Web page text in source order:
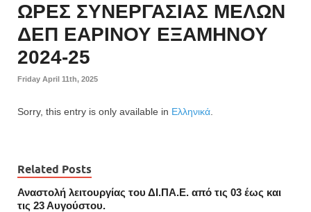
ΩΡΕΣ ΣΥΝΕΡΓΑΣΙΑΣ ΜΕΛΩΝ
ΔΕΠ ΕΑΡΙΝΟΥ ΕΞΑΜΗΝΟΥ
2024-25
Friday April 11th, 2025
Sorry, this entry is only available in Ελληνικά
Related Posts
Αναστολή λειτουργίας του ΔΙ.ΠΑ.Ε. από τις 03 έως και
τις 23 Αυγούστου.